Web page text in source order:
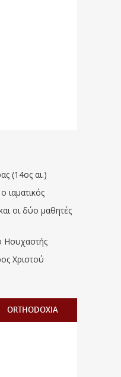
(14ος αι.)
ιαματικός
οι δύο μαθητές
Ησυχαστής
Χριστού
ORTHODOXIA